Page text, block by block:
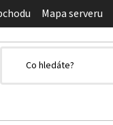
Mapa serveru